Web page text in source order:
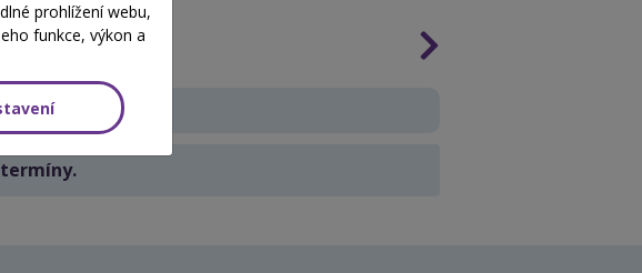
2025
prohlížení webu,
funkce, výkon a